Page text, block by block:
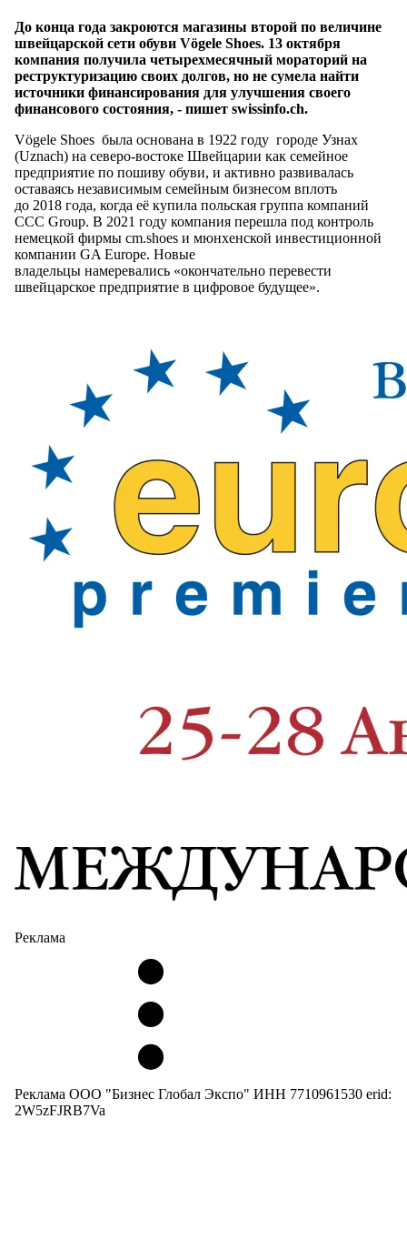
До конца года закроются магазины второй по величине
швейцарской сети обуви Vögele Shoes. 13 октября
компания получила четырехмесячный мораторий на
реструктуризацию своих долгов, но не сумела найти
источники финансирования для улучшения своего
финансового состояния, - пишет swissinfo.ch.
Vögele Shoes была основана в 1922 году городе Узнах
(Uznach) на северо-востоке Швейцарии как семейное
предприятие по пошиву обуви, и активно развивалась
оставаясь независимым семейным бизнесом вплоть
до 2018 года, когда её купила польская группа компаний
CCC Group. В 2021 году компания перешла под контроль
немецкой фирмы cm.shoes и мюнхенской инвестиционной
компании GA Europe. Новые
владельцы намеревались «окончательно перевести
швейцарское предприятие в цифровое будущее».
Реклама
Реклама ООО "Бизнес Глобал Экспо" ИНН 7710961530 erid:
2W5zFJRB7Va